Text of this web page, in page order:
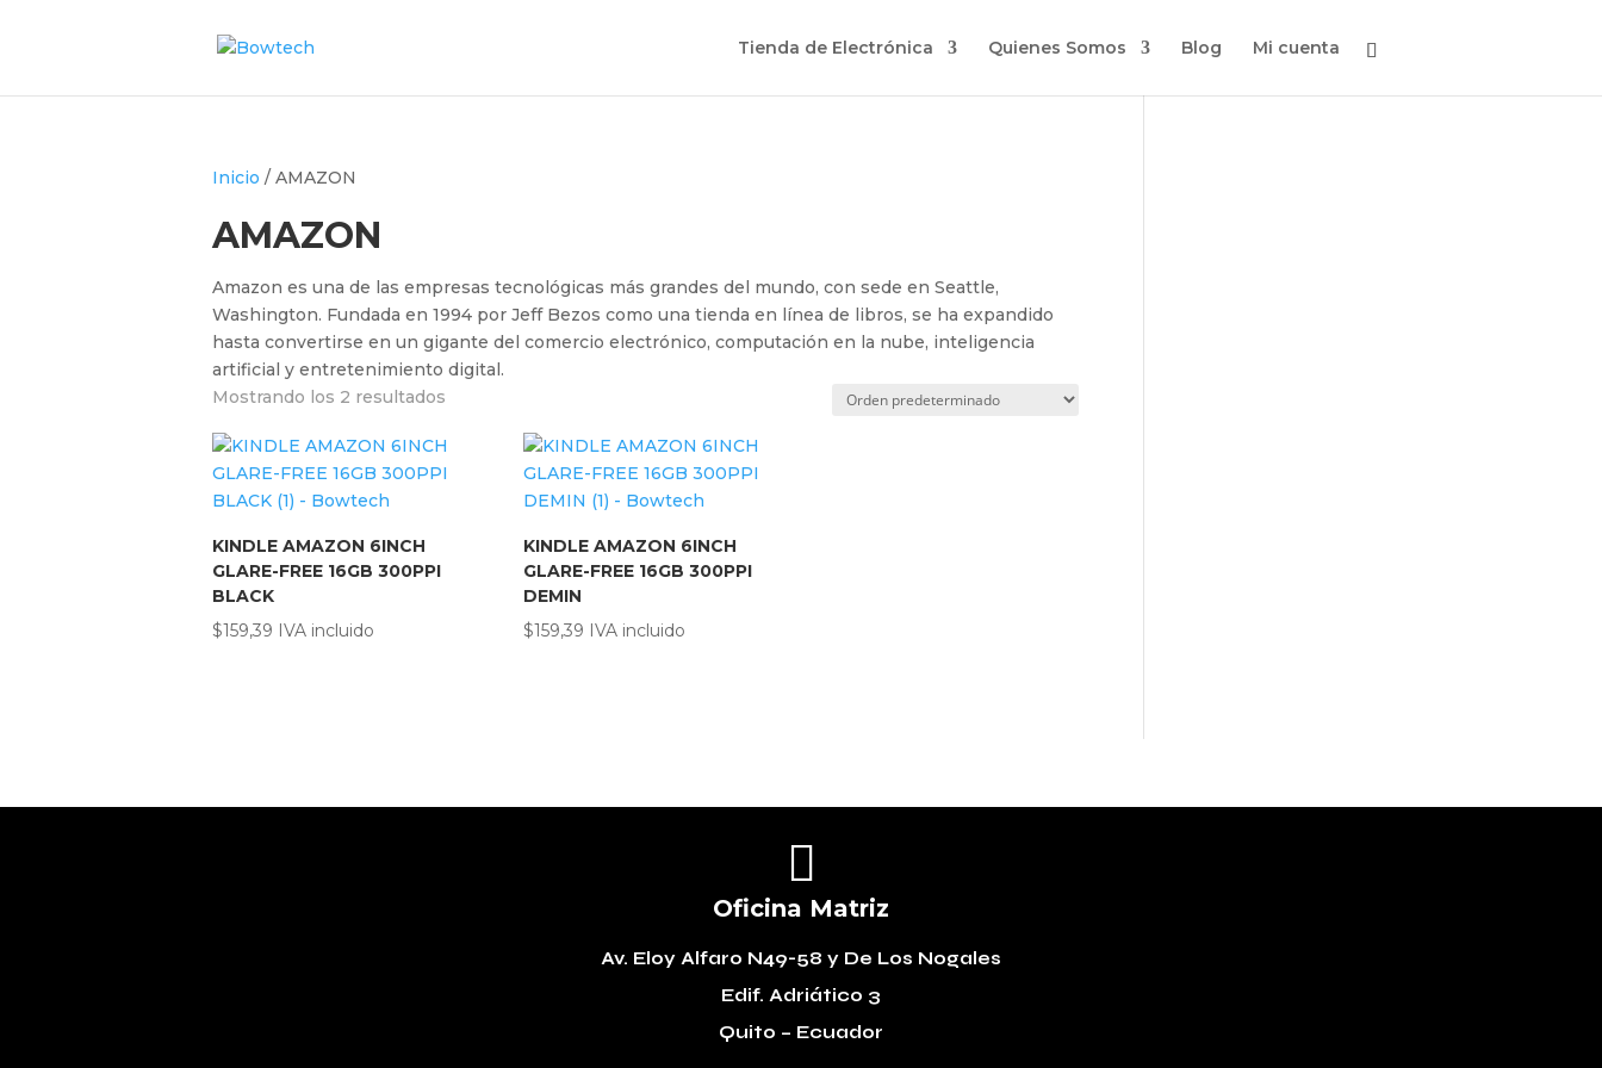
Tienda de Electrónica Quienes Somos Blog Mi cuenta
Inicio / AMAZON
AMAZON
Amazon es una de las empresas tecnológicas más grandes del mundo, con sede en Seattle,
Washington. Fundada en 1994 por Jeff Bezos como una tienda en línea de libros, se ha expandido
hasta convertirse en un gigante del comercio electrónico, computación en la nube, inteligencia
artificial y entretenimiento digital.
Mostrando los 2 resultados
KINDLE AMAZON 6INCH
GLARE-FREE 16GB 300PPI
BLACK
$159,39 IVA incluido
KINDLE AMAZON 6INCH
GLARE-FREE 16GB 300PPI
DEMIN
$159,39 IVA incluido

Oficina Matriz
Av. Eloy Alfaro N49-58 y De Los Nogales
Edif. Adriático 3
Quito – Ecuador